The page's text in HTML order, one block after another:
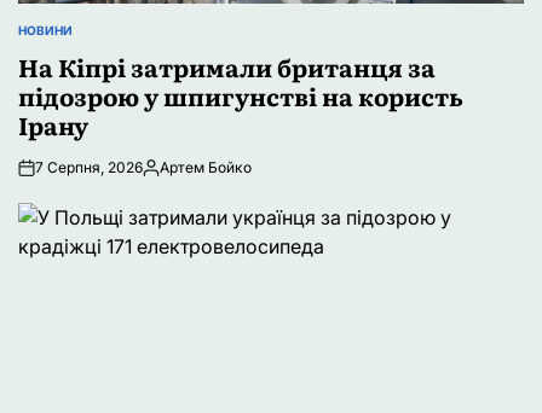
ОПУБЛІКУВАТИ
НОВИНИ
На Кіпрі затримали британця за
підозрою у шпигунстві на користь
Ірану
7 Серпня, 2026Опубліковано
Артем Бойко